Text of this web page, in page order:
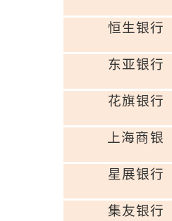
恒生银行
东亚银行
花旗银行
上海商银
星展银行
集友银行